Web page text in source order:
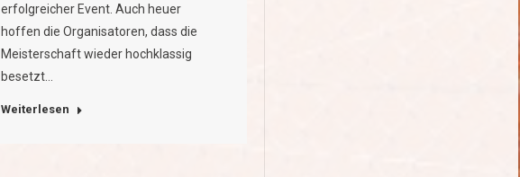
erfolgreicher Event. Auch heuer
hoffen die Organisatoren, dass die
Meisterschaft wieder hochklassig
besetzt…
Weiterlesen